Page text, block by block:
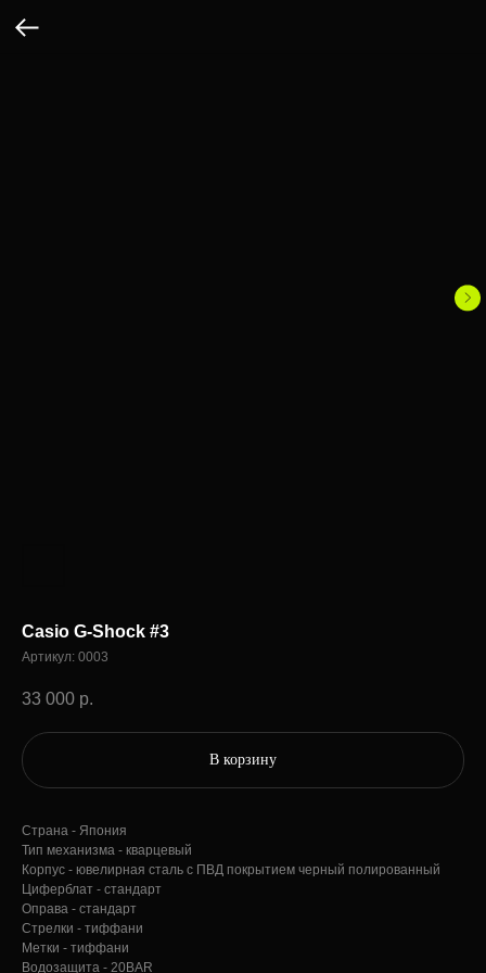
Casio G-Shock #3
Артикул: 0003
33 000 р.
В корзину
Страна - Япония
Тип механизма - кварцевый
Корпус - ювелирная сталь с ПВД покрытием черный полированный
Циферблат - стандарт
Оправа - стандарт
Стрелки - тиффани
Метки - тиффани
Водозащита - 20BAR